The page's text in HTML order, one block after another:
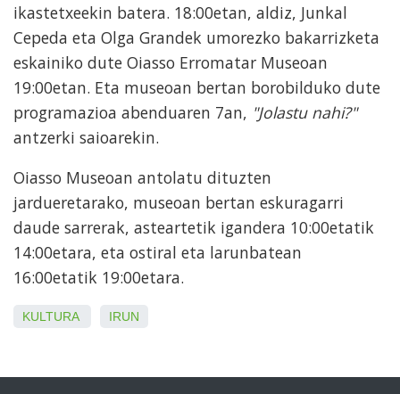
ikastetxeekin batera. 18:00etan, aldiz, Junkal
Cepeda eta Olga Grandek umorezko bakarrizketa
eskainiko dute Oiasso Erromatar Museoan
19:00etan. Eta museoan bertan borobilduko dute
programazioa abenduaren 7an, "Jolastu nahi?"
antzerki saioarekin.
Oiasso Museoan antolatu dituzten
jardueretarako, museoan bertan eskuragarri
daude sarrerak, asteartetik igandera 10:00etatik
14:00etara, eta ostiral eta larunbatean
16:00etatik 19:00etara.
KULTURA IRUN